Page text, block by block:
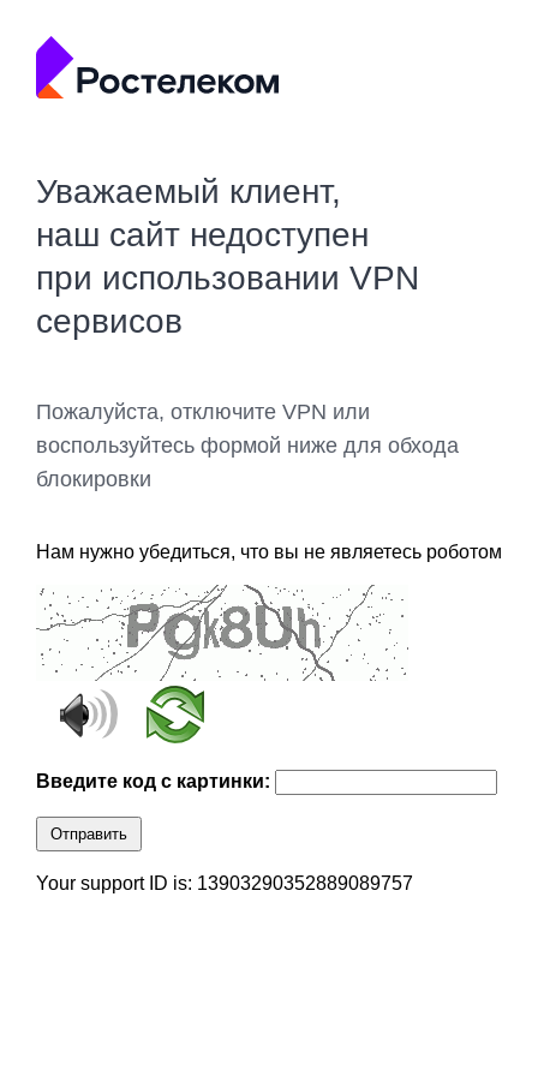
Уважаемый клиент,
наш сайт недоступен
при использовании VPN
сервисов
Пожалуйста, отключите VPN или
воспользуйтесь формой ниже для обхода
блокировки
Нам нужно убедиться, что вы не являетесь роботом
Введите код с картинки:
Отправить
Your support ID is: 13903290352889089757